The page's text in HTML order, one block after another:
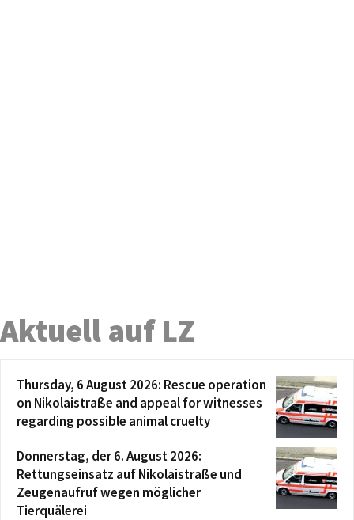
Aktuell auf LZ
Thursday, 6 August 2026: Rescue operation
on Nikolaistraße and appeal for witnesses
regarding possible animal cruelty
Donnerstag, der 6. August 2026:
Rettungseinsatz auf Nikolaistraße und
Zeugenaufruf wegen möglicher
Tierquälerei